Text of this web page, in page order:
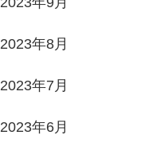
2023年8月
2023年7月
2023年6月